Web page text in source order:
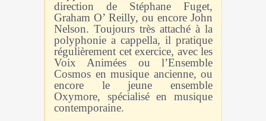
direction de Stéphane Fuget,
Graham O’ Reilly, ou encore John
Nelson. Toujours très attaché à la
polyphonie a cappella, il pratique
régulièrement cet exercice, avec les
Voix Animées ou l’Ensemble
Cosmos en musique ancienne, ou
encore le jeune ensemble
Oxymore, spécialisé en musique
contemporaine.